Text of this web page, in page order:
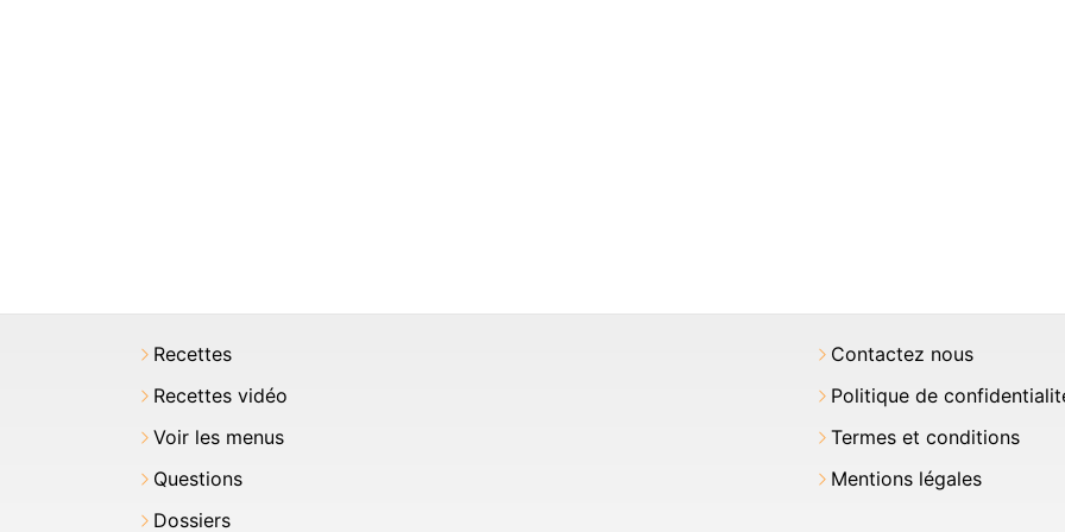
Recettes
Recettes vidéo
Voir les menus
Questions
Dossiers
Contactez nous
Politique de
Termes et conditions
Mentions légales